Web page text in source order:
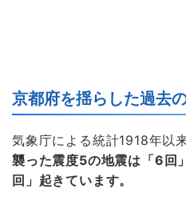
京都府を揺らした過去
気象庁による統計1918年以
襲った震度5の地震は「6回
回」起きています。